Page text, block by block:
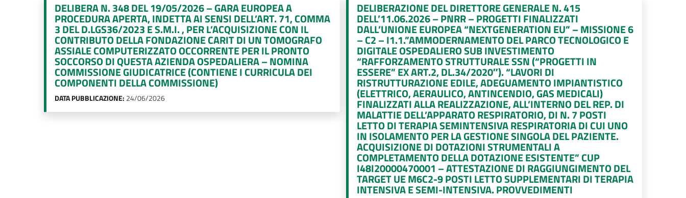
DELIBERA N. 348 DEL 19/05/2026 – GARA EUROPEA A
PROCEDURA APERTA, INDETTA AI SENSI DELL’ART. 71, COMMA
3 DEL D.LGS36/2023 E S.M.I. , PER L’ACQUISIZIONE CON IL
CONTRIBUTO DELLA FONDAZIONE CARIT DI UN TOMOGRAFO
ASSIALE COMPUTERIZZATO OCCORRENTE PER IL PRONTO
SOCCORSO DI QUESTA AZIENDA OSPEDALIERA – NOMINA
COMMISSIONE GIUDICATRICE (CONTIENE I CURRICULA DEI
COMPONENTI DELLA COMMISSIONE)
DATA PUBBLICAZIONE: 24/06/2026
DELIBERAZIONE DEL DIRETTORE GENERALE N. 415
DELL’11.06.2026 – PNRR – PROGETTI FINALIZZATI
DALL’UNIONE EUROPEA “NEXTGENERATION EU” – MISSIONE 6
– C2 – I1.1.”AMMODERNAMENTO DEL PARCO TECNOLOGICO E
DIGITALE OSPEDALIERO SUB INVESTIMENTO
“RAFFORZAMENTO STRUTTURALE SSN (“PROGETTI IN
ESSERE” EX ART.2, DL.34/2020″). “LAVORI DI
RISTRUTTURAZIONE EDILE, ADEGUAMENTO IMPIANTISTICO
(ELETTRICO, AERAULICO, ANTINCENDIO, GAS MEDICALI)
FINALIZZATI ALLA REALIZZAZIONE, ALL’INTERNO DEL REP. DI
MALATTIE DELL’APPARATO RESPIRATORIO, DI N. 7 POSTI
LETTO DI TERAPIA SEMINTENSIVA RESPIRATORIA DI CUI UNO
IN ISOLAMENTO PER LA GESTIONE SINGOLA DEL PAZIENTE.
ACQUISIZIONE DI DOTAZIONI STRUMENTALI A
COMPLETAMENTO DELLA DOTAZIONE ESISTENTE” CUP
I48I20000470001 – ATTESTAZIONE DI RAGGIUNGIMENTO DEL
TARGET UE M6C2-9 POSTI LETTO SUPPLEMENTARI DI TERAPIA
INTENSIVA E SEMI-INTENSIVA. PROVVEDIMENTI